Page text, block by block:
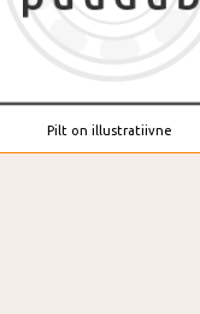
Pilt on illustratiivne